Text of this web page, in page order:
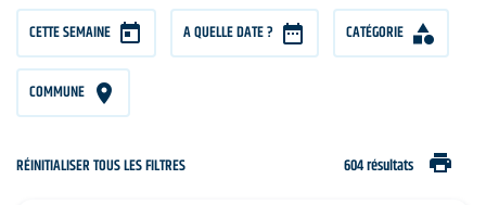
CETTE SEMAINE A QUELLE DATE ? CATÉGORIE
COMMUNE
RÉINITIALISER TOUS LES FILTRES 604 résultats print